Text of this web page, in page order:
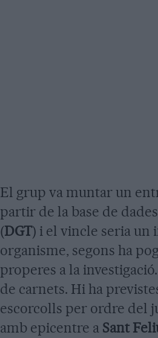
El grup va muntar un
partir de la base de
(DGT) i el vincle seria un
organisme, segons ha
properes a la
de carnets. Hi ha
escorcolls per ordre del
amb epicentre a Sant